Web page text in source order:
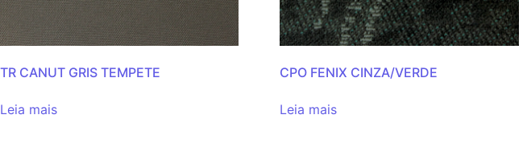
TR CANUT GRIS TEMPETE
Leia mais
CPO FENIX CINZA/VERDE
Leia mais